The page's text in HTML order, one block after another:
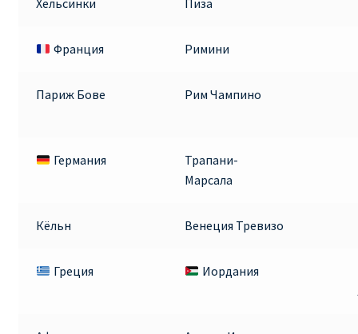
ДЕШЕВЫЕ АВИАБИЛЕТЫ НА КИПР
Хельсинки Пиза
Франция Римини
Париж Бове Рим Чампино
Германия
Трапани-
Марсала
Кёльн Венеция Тревизо
Греция Иордания